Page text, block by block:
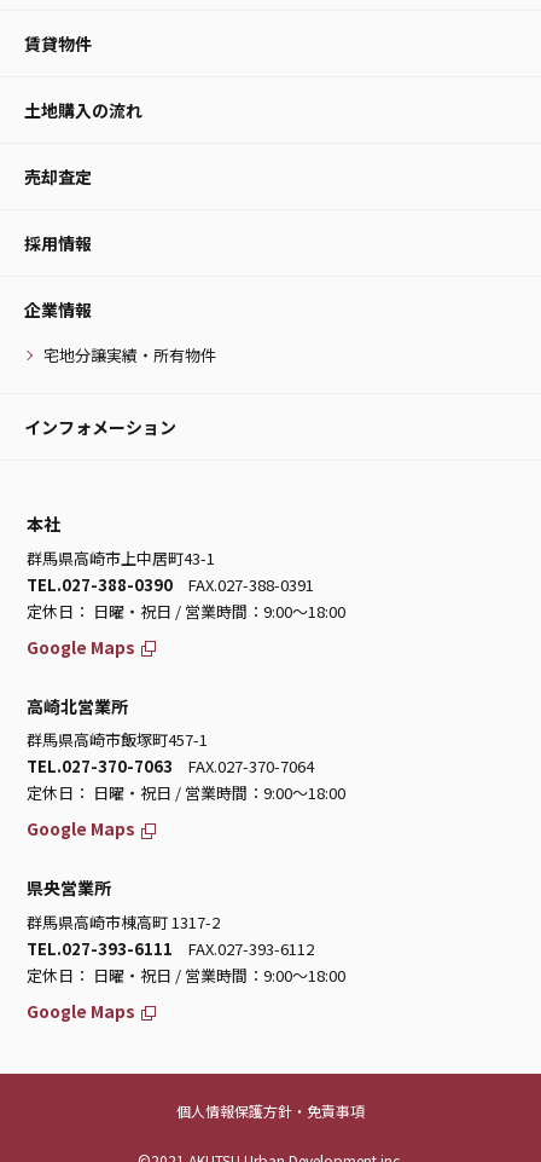
賃貸物件
土地購入の流れ
売却査定
採用情報
企業情報
宅地分譲実績・所有物件
インフォメーション
本社
群馬県高崎市上中居町43-1
TEL.027-388-0390 FAX.027-388-0391
定休日： 日曜・祝日 / 営業時間：9:00～18:00
Google Maps
高崎北営業所
群馬県高崎市飯塚町457-1
TEL.027-370-7063 FAX.027-370-7064
定休日： 日曜・祝日 / 営業時間：9:00～18:00
Google Maps
県央営業所
群馬県高崎市棟高町 1317-2
TEL.027-393-6111 FAX.027-393-6112
定休日： 日曜・祝日 / 営業時間：9:00～18:00
Google Maps
個人情報保護方針・免責事項